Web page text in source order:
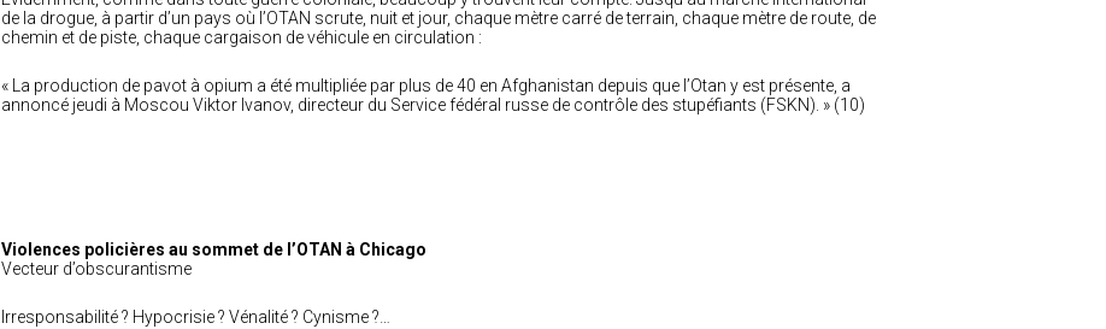
de la drogue, à partir d’un pays où l’OTAN scrute, nuit et jour, chaque mètre carré de terrain, chaque mètre de route, de
chemin et de piste, chaque cargaison de véhicule en circulation :
« La production de pavot à opium a été multipliée par plus de 40 en Afghanistan depuis que l’Otan y est présente, a
annoncé jeudi à Moscou Viktor Ivanov, directeur du Service fédéral russe de contrôle des stupéfiants (FSKN). » (10)
Violences policières au sommet de l’OTAN à Chicago
Vecteur d’obscurantisme
Irresponsabilité ? Hypocrisie ? Vénalité ? Cynisme ?…